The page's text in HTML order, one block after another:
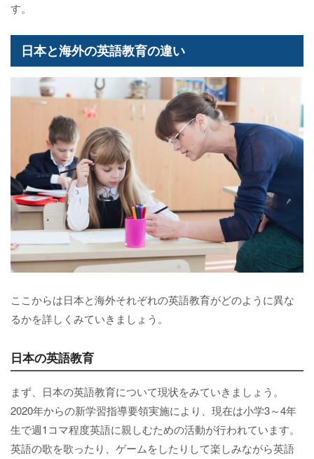
す。
日本と海外の英語教育の違い
ここからは日本と海外それぞれの英語教育がどのように異な
るかを詳しくみていきましょう。
日本の英語教育
まず、日本の英語教育について現状をみていきましょう。
2020年からの新学習指導要領実施により、現在は小学3～4年
生で週1コマ程度英語に親しむための活動が行われています。
英語の歌を歌ったり、ゲームをしたりして楽しみながら英語